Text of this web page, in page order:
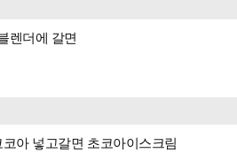
렌더에 갈면
아 넣고갈면 초코아이스크림